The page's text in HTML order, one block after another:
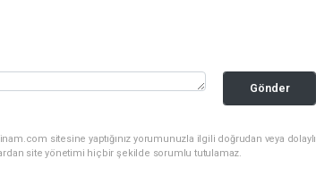
Gönder
sitesine yaptığınız yorumunuzla ilgili doğrudan veya dolaylı
site yönetimi hiçbir şekilde sorumlu tutulamaz.